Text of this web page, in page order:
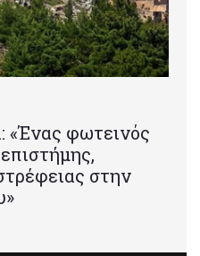
φωτεινός
στην